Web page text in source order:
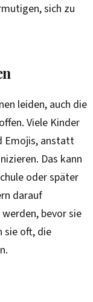
sich zu
leiden, auch die
Viele Kinder
Emojis, anstatt
Das kann
oder später
darauf
bevor sie
sie oft, die